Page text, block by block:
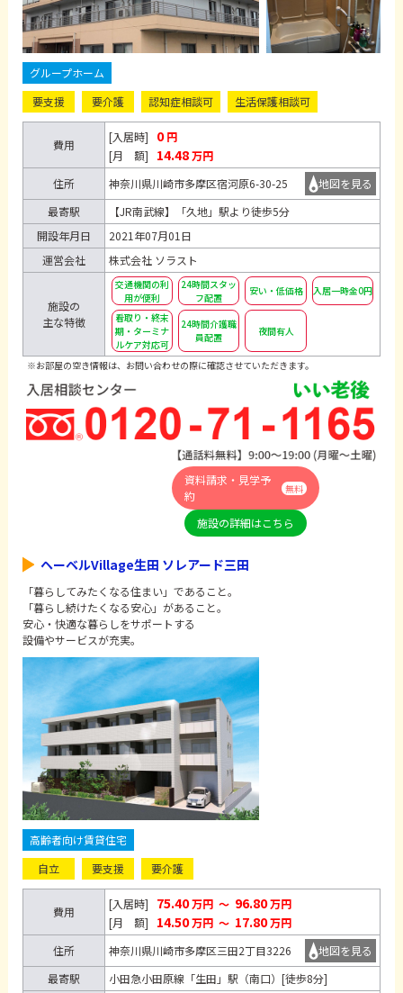
グループホーム
要支援
要介護 認知症相談可 生活保護相談可
費用
[入居時] 0 円
[月 額]
14.48万円
住所
神奈川県川崎市多摩区宿河原6-30-25
地図を見る
最寄駅
【JR南武線】「久地」駅より徒歩5分
開設年月日
2021年07月01日
運営会社
株式会社 ソラスト
施設の
主な特徴
交通機関の利
用が便利
24時間スタッ
フ配置
安い・低価格
入居一時金0円
看取り・終末
期・ターミナ
ルケア対応可
24時間介護職
員配置
夜間有人
※お部屋の空き情報は、お問い合わせの際に確認させていただきます。
資料請求・見学予
約
無料
施設の詳細はこちら
ヘーベルVillage生田 ソレアード三田
「暮らしてみたくなる住まい」であること。
「暮らし続けたくなる安心」があること。
安心・快適な暮らしをサポートする
設備やサービスが充実。
高齢者向け賃貸住宅
自立
要支援 要介護
費用
[入居時] 75.40万円 ～ 96.80万円
[月 額]
14.50万円 ～ 17.80万円
住所
神奈川県川崎市多摩区三田2丁目3226
地図を見る
最寄駅
小田急小田原線「生田」駅（南口）[徒歩8分]